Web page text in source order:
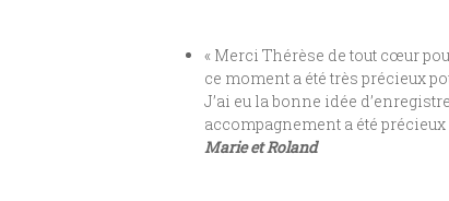
« Merci Thérèse de tout cœur
ce moment a été très précieux
J’ai eu la bonne idée
accompagnement a été
Marie et Roland